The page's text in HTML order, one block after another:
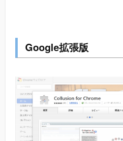
Google拡張版